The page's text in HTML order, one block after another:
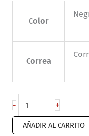
Color
Correa
-
Garmin
Instinct
+
AÑADIR AL CARRITO